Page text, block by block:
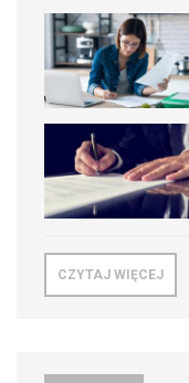
CZYTAJ WIĘCEJ